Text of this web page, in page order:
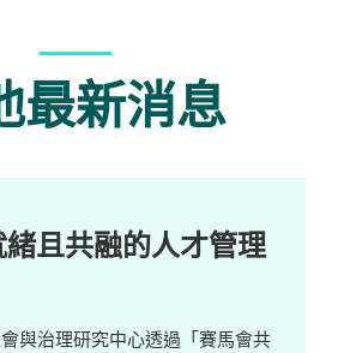
最新消息
且共融的人才管理
與治理研究中心透過「賽馬會共